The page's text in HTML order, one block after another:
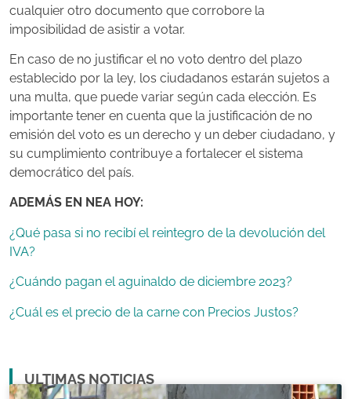
cualquier otro documento que corrobore la
imposibilidad de asistir a votar.
En caso de no justificar el no voto dentro del plazo
establecido por la ley, los ciudadanos estarán sujetos a
una multa, que puede variar según cada elección. Es
importante tener en cuenta que la justificación de no
emisión del voto es un derecho y un deber ciudadano, y
su cumplimiento contribuye a fortalecer el sistema
democrático del país.
ADEMÁS EN NEA HOY:
¿Qué pasa si no recibí el reintegro de la devolución del
IVA?
¿Cuándo pagan el aguinaldo de diciembre 2023?
¿Cuál es el precio de la carne con Precios Justos?
ULTIMAS NOTICIAS